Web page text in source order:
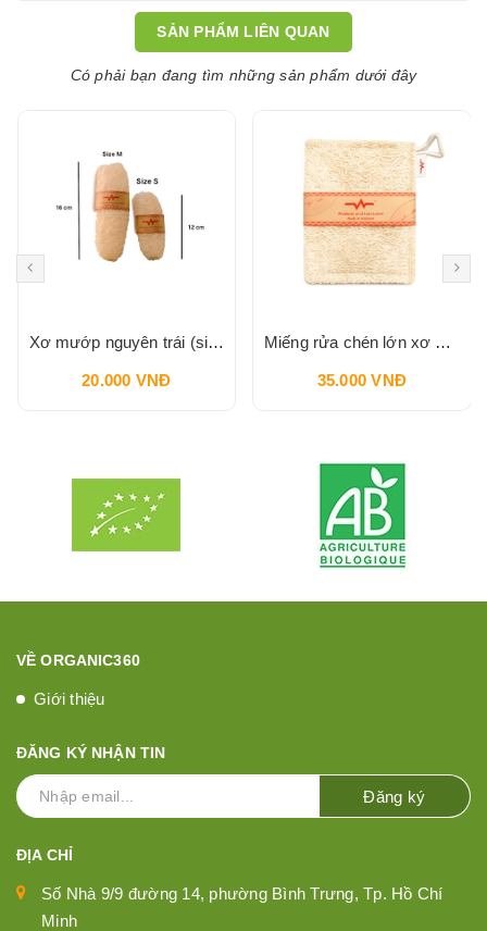
SẢN PHẨM LIÊN QUAN
Có phải bạn đang tìm những sản phẩm dưới đây
Xơ mướp nguyên trái (size S) VI LÂM
20.000 VNĐ
Miếng rửa chén lớn xơ mướp ( hình chữ nhật) VI LÂM
35.000 VNĐ
VỀ ORGANIC360
Giới thiệu
ĐĂNG KÝ NHẬN TIN
Đăng ký
ĐỊA CHỈ
Số Nhà 9/9 đường 14, phường Bình Trưng, Tp. Hồ Chí
Minh